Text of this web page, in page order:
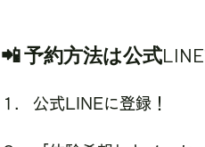
📲 予約方法は公式
公式LINEに登録！